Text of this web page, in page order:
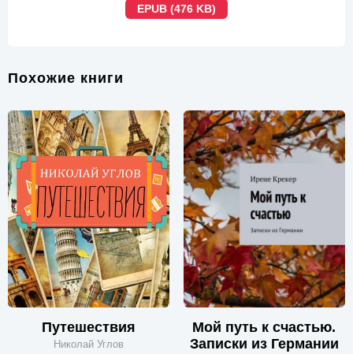
EPUB (476 KB)
Похожие книги
Путешествия
Николай Углов
Мой путь к счастью.
Записки из Германии